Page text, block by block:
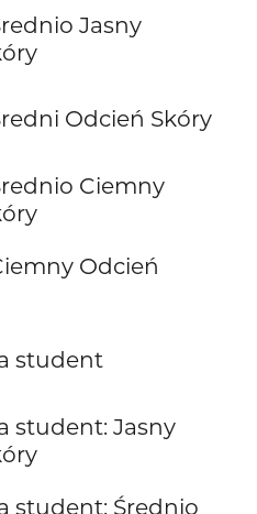
Jasny
Odcień Skóry
Ciemny
Odcień
student
student: Jasny
student: Średnio